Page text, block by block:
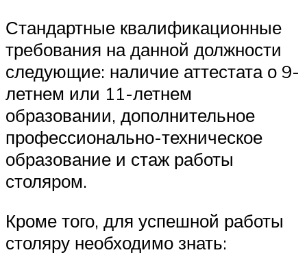
Стандартные квалификационные
требования на данной должности
следующие: наличие аттестата о 9-
летнем или 11-летнем
образовании, дополнительное
профессионально-техническое
образование и стаж работы
столяром.
Кроме того, для успешной работы
столяру необходимо знать: